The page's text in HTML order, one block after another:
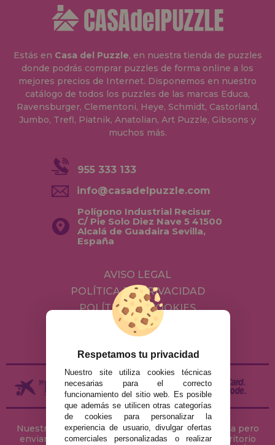
Estás en Casa del Puzzle, en nuestra tienda de puzzles
donde podrás comprar puzzles de forma online a los
mejores precios de Internet. Disponemos en nuestro
catálogo de todos los puzzles de las marcas Educa,
Ravensburger, Clementoni, Heye, Schmidt, Castorland,
Jumbo, Trefl, Piatnik, Anatolian, Art Puzzle, Gibsons y
muchos más.
955 333 133
info@casadelpuzzle.com
Polígono Industrial Recisur
C/ Pie Solo Diez Nave 5 41500
Alcalá de Guadaira Sevilla,
España
AVISO LEGAL
POLÍTICA DE PRIVACIDAD
POLÍTICA DE COOKIES
ENVÍOS Y DEVOLUCIONES
Nuestra tienda de puzzles está ubicada en Sevilla pero
enviamos tus puzzles a cualquier ciudad del territorio
Respetamos tu privacidad
Nuestro site utiliza cookies técnicas
necesarias para el correcto
funcionamiento del sitio web. Es posible
que además se utilicen otras categorías
de cookies para personalizar la
experiencia de usuario, divulgar ofertas
comerciales personalizadas o realizar